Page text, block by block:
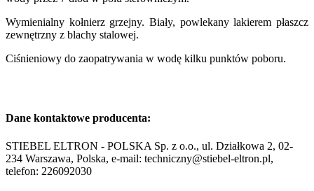
Wymienialny kołnierz grzejny. Biały, powlekany lakierem płaszcz
zewnętrzny z blachy stalowej.
Ciśnieniowy do zaopatrywania w wodę kilku punktów poboru.
Dane kontaktowe producenta:
STIEBEL ELTRON - POLSKA Sp. z o.o., ul. Działkowa 2, 02-
234 Warszawa, Polska, e-mail: techniczny@stiebel-eltron.pl,
telefon: 226092030